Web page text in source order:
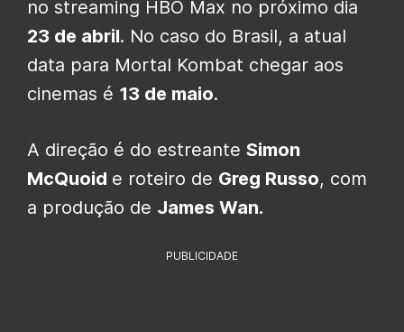
no streaming HBO Max no próximo dia
23 de abril. No caso do Brasil, a atual
data para Mortal Kombat chegar aos
cinemas é 13 de maio.
A direção é do estreante Simon
McQuoid e roteiro de Greg Russo, com
a produção de James Wan.
PUBLICIDADE